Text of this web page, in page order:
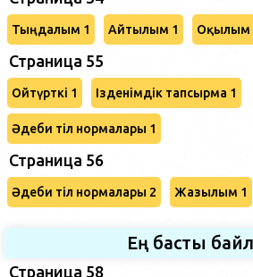
Тыңдалым 1 Айтылым 1 Оқылым
Страница 55
Ойтүрткі 1 Ізденімдік тапсырма 1
Әдеби тіл нормалары 1
Страница 56
Әдеби тіл нормалары 2 Жазылым 1
Ең басты
Страница 58